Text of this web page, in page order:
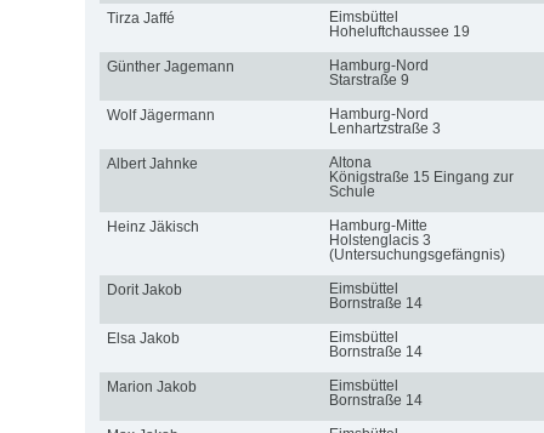
Tirza Jaffé
Eimsbüttel
Hoheluftchaussee 19
Günther Jagemann
Hamburg-Nord
Starstraße 9
Wolf Jägermann
Hamburg-Nord
Lenhartzstraße 3
Albert Jahnke
Altona
Königstraße 15 Eingang zur
Schule
Heinz Jäkisch
Hamburg-Mitte
Holstenglacis 3
(Untersuchungsgefängnis)
Dorit Jakob
Eimsbüttel
Bornstraße 14
Elsa Jakob
Eimsbüttel
Bornstraße 14
Marion Jakob
Eimsbüttel
Bornstraße 14